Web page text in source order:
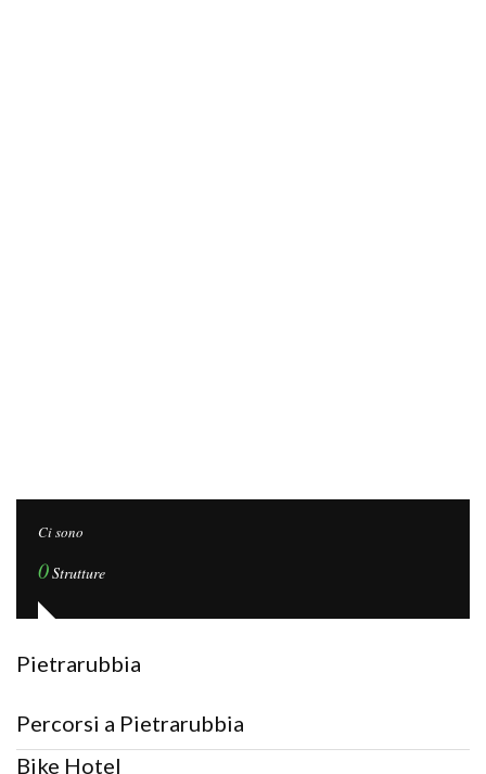
Ci sono
0Strutture
Pietrarubbia
Percorsi a Pietrarubbia
Bike Hotel